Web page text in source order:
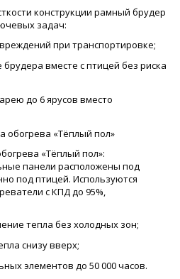
конструкции рамный брудер
задач:
при транспортировке;
вместе с птицей без риска
до 6 ярусов вместо
обогрева «Тёплый пол»
«Тёплый пол»:
панели расположены под
под птицей. Используются
с КПД до 95%,
тепла без холодных зон;
снизу вверх;
элементов до 50 000 часов.